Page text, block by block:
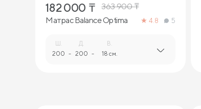
182 000 ₸ 363 900₸
Матрас Balance Optima
4.8 5
Ш.
200 -
Д.
200 -
В.
18 см.